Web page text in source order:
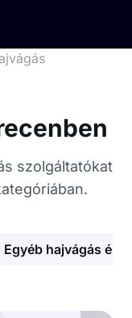
szolgáltatókat
Egyéb hajvágás és